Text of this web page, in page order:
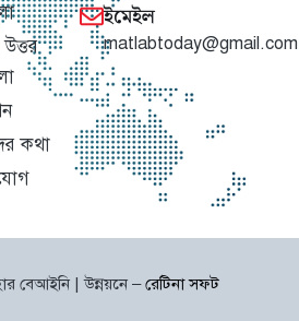
কথা
ইমেইল
matlabtoday@gmail.com
বেআইনি | উন্নয়নে –রেটিনা সফট